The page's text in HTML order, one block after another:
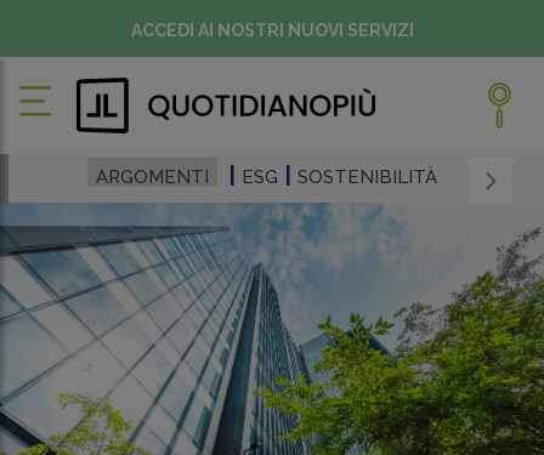
ACCEDI AI NOSTRI NUOVI SERVIZI
ARGOMENTI ESG SOSTENIBILITÀ